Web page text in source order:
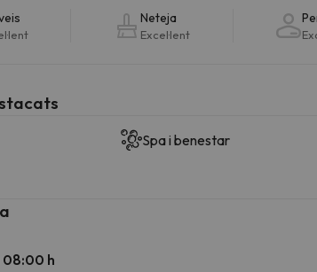
Neteja
Excel·lent
Spa i benestar
08:00 h